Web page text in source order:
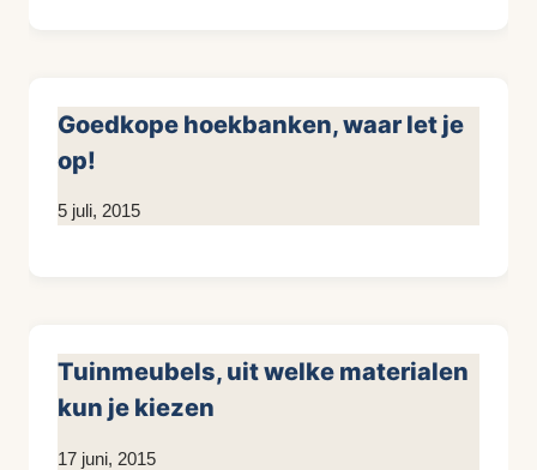
Goedkope hoekbanken, waar let je
op!
Door
5 juli, 2015
Tuinmeubels, uit welke materialen
kun je kiezen
Door
17 juni, 2015